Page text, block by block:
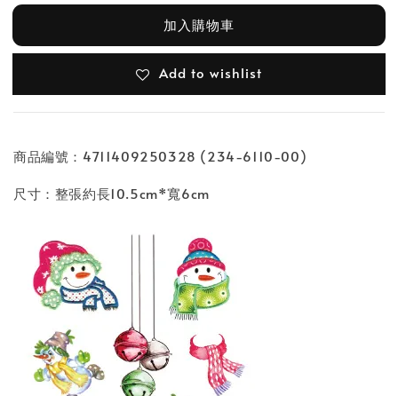
加入購物車
Add to wishlist
商品編號：4711409250328 (234-6110-00)
尺寸：整張約長10.5cm*寬6cm